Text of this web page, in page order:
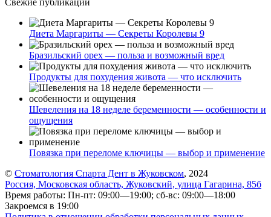
Свежие публикации
Диета Маргариты — Секреты Королевы 9
Бразильский орех — польза и возможный вред
Продукты для похудения живота — что исключить
Шевеления на 18 неделе беременности — особенности и
ощущения
Повязка при переломе ключицы — выбор и применение
© Стоматология Спарта Дент в Жуковском, 2024
Россия, Московская область, Жуковский, улица Гагарина, 85б
Время работы: Пн-пт: 09:00—19:00; сб-вс: 09:00—18:00
Закроемся в 19:00